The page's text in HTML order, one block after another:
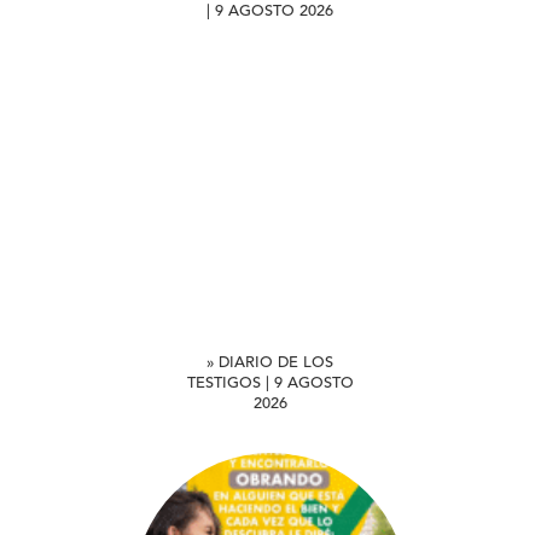
| 9 AGOSTO 2026
» DIARIO DE LOS
TESTIGOS | 9 AGOSTO
2026